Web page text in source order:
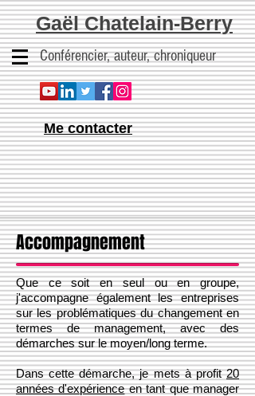
Gaël Chatelain-Berry
Conférencier, auteur, chroniqueur
Me contacter
Accompagnement
Que ce soit en seul ou en groupe,
j'accompagne également les entreprises
sur les problématiques du changement en
termes de management, avec des
démarches sur le moyen/long terme.
Dans cette démarche, je mets à profit20
années d'expérienceen tant que manager